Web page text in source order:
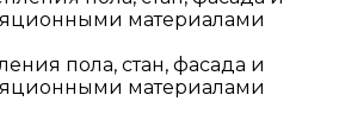
пола, стан, фасада и
материалами